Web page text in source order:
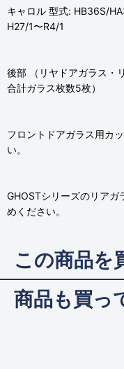
キャロル 型式: HB36S/
H27/1〜R4/1
後部 （リヤドアガラス・
合計ガラス枚数5枚）
フロントドアガラス用カ
い。
GHOSTシリーズのリアガ
めください。
この商品を
商品も買っ